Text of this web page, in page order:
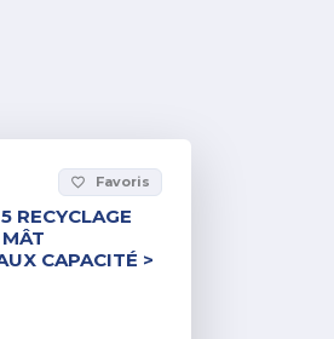
favorite_border Favoris
RECYCLAGE
CAPACITÉ >